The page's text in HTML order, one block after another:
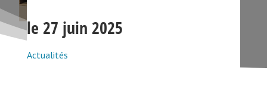
le 27 juin 2025
Actualités